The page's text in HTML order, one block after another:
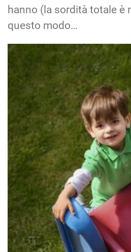
hanno (la sordità totale è
questo modo…